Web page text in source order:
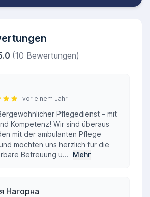
(10 Bewertungen)
vor einem Jahr
Pflegedienst – mit
Kompetenz! Wir sind überaus
mit der ambulanten Pflege
möchten uns herzlich für die
Betreuung u... Mehr
Нагорна